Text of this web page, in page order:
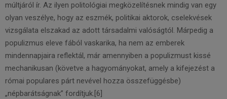
múltjáról ír. Az ilyen politológiai megközelítésnek mindig van egy
olyan veszélye, hogy az eszmék, politikai aktorok, cselekvések
vizsgálata elszakad az adott társadalmi valóságtól. Márpedig a
populizmus eleve fából vaskarika, ha nem az emberek
mindennapjaira reflektál, már amennyiben a populizmust kissé
mechanikusan (követve a hagyományokat, amely a kifejezést a
római populares párt nevével hozza összefüggésbe)
„népbarátságnak” fordítjuk.[6]